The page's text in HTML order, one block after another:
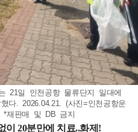
21일 인천공항 물류단지 일대에
다. 2026.04.21. (사진=인천공항운
*재판매 및 DB 금지